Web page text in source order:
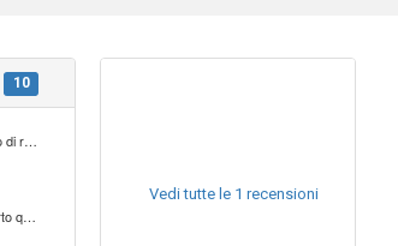
10
Ubicazione e riconoscibiltà del personale al punto di ritrovo
Ti ritieni soddisfatto della scelta effettuata (rapporto qualità/prezzo)
Vedi tutte le 1 recensioni